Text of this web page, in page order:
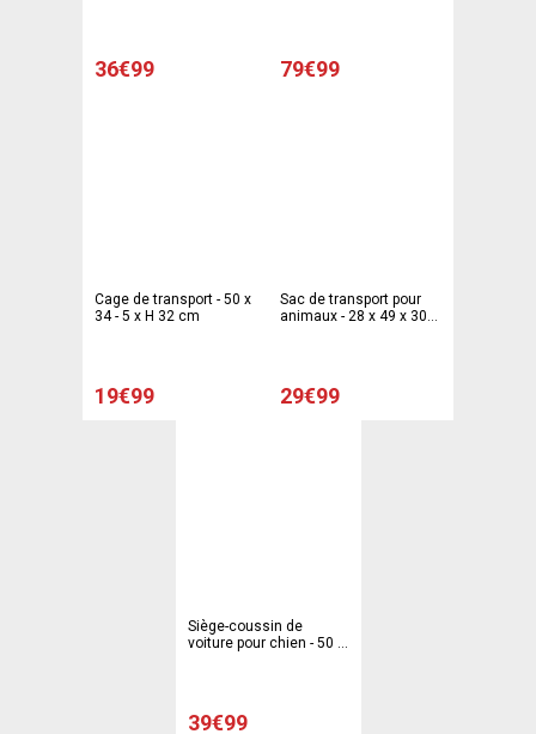
36€99 79€99
Cage de transport - 50 x
34 - 5 x H 32 cm
19€99
Sac de transport pour
animaux - 28 x 49 x 30
29€99
Siège-coussin de
voiture pour chien - 50 x
39€99